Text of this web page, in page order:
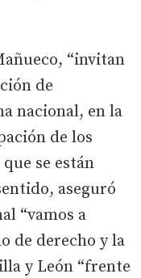
“invitan
de
nacional, en la
de los
se están
aseguró
“vamos a
de derecho y la
y León “frente